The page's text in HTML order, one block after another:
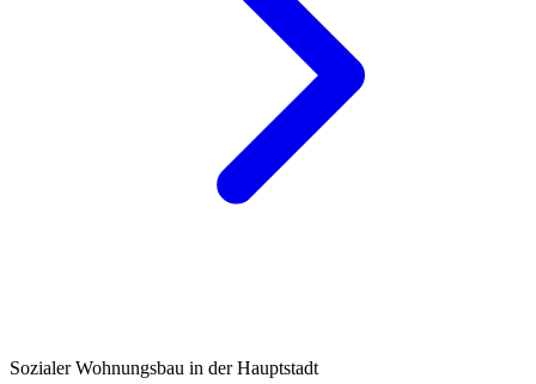
Sozialer Wohnungsbau in der Hauptstadt